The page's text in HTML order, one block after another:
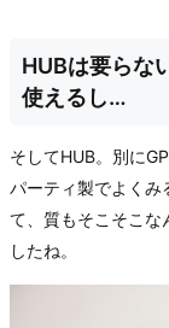
HUBは要らな
使えるし…
そしてHUB。別に
パーティ製でよくみ
て、質もそこそこ
したね。